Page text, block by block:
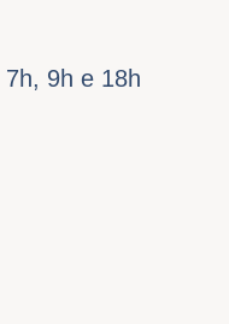
7h, 9h e 18h